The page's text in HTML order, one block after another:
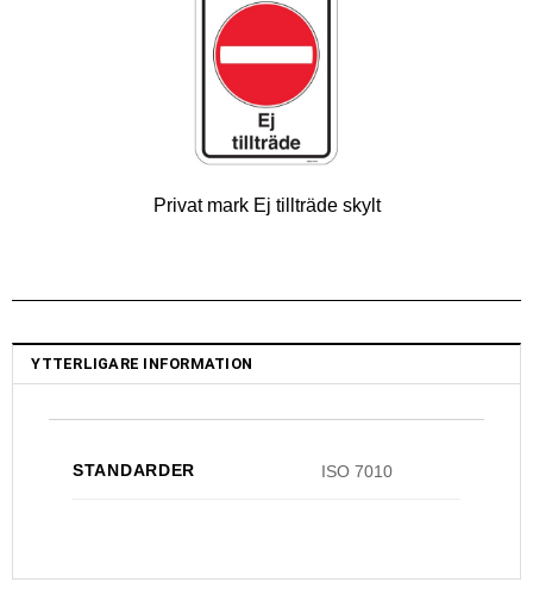
Privat mark Ej tillträde skylt
YTTERLIGARE INFORMATION
STANDARDER ISO 7010